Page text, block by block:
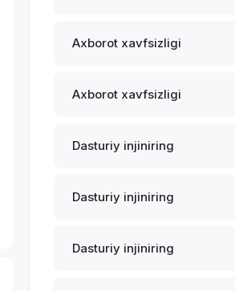
Axborot xavfsizligi
Axborot xavfsizligi
Dasturiy injiniring
Dasturiy injiniring
Dasturiy injiniring